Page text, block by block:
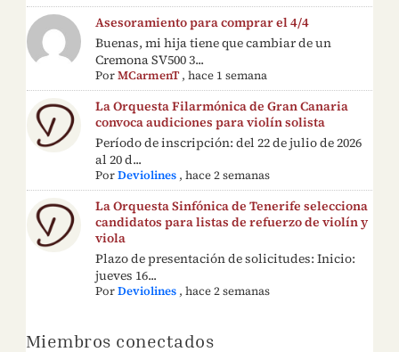
Asesoramiento para comprar el 4/4
Buenas, mi hija tiene que cambiar de un
Cremona SV500 3...
PorMCarmenT,hace 1 semana
La Orquesta Filarmónica de Gran Canaria
convoca audiciones para violín solista
Período de inscripción: del 22 de julio de 2026
al 20 d...
PorDeviolines ,hace 2 semanas
La Orquesta Sinfónica de Tenerife selecciona
candidatos para listas de refuerzo de violín y
viola
Plazo de presentación de solicitudes: Inicio:
jueves 16...
PorDeviolines ,hace 2 semanas
Miembros conectados